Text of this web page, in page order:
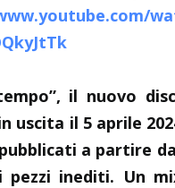
il nuovo
uscita il 5 aprile
a partire
pezzi inediti. Un